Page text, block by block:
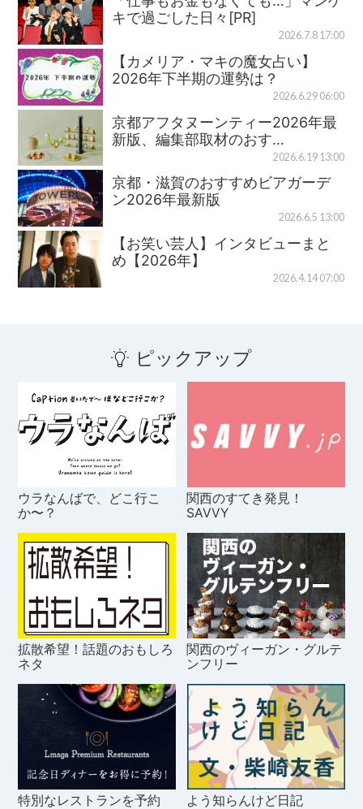
キで過ごした日々[PR]
2026.7.8 17:00
【カメリア・マキの魔女占い】
2026年下半期の運勢は？
2026.6.29 06:00
京都アフタヌーンティー2026年最
新版、編集部取材のおす…
2026.6.19 13:00
京都・滋賀のおすすめビアガーデ
ン2026年最新版
2026.6.5 13:00
【お笑い芸人】インタビューまと
め【2026年】
2026.4.14 07:00
ピックアップ
ウラなんばで、どこ行こ
か〜？
関西のすてき発見！
SAVVY
拡散希望！話題のおもしろ
ネタ
関西のヴィーガン・グルテ
ンフリー
特別なレストランを予約 よう知らんけど日記